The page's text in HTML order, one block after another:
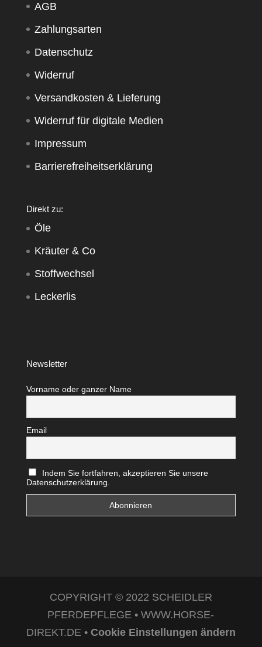
AGB
Zahlungsarten
Datenschutz
Widerruf
Versandkosten & Lieferung
Widerruf für digitale Medien
Impressum
Barrierefreiheitserklärung
Direkt zu:
Öle
Kräuter & Co
Stoffwechsel
Leckerlis
Newsletter
Vorname oder ganzer Name
Email
Indem Sie fortfahren, akzeptieren Sie unsere
Datenschutzerklärung.
COPYRIGHT © 2022 SCHEIDLER
PFERDEPFLEGE • WWW.HORSE-
DIREKT.DE • Cookie Einstellungen ändern